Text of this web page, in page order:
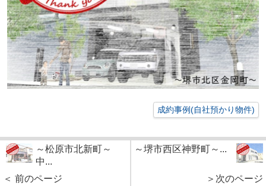
成約事例(自社預かり物件)
～松原市北新町～
中...
＜ 前のページ
～堺市西区神野町～...
＞次のページ